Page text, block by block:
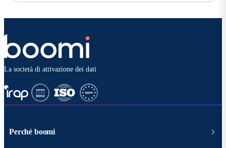
La società di attivazione dei dati
Perché boomi